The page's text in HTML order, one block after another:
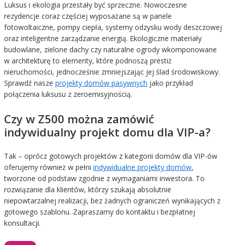
Luksus i ekologia przestały być sprzeczne. Nowoczesne
rezydencje coraz częściej wyposażane są w panele
fotowoltaiczne, pompy ciepła, systemy odzysku wody deszczowej
oraz inteligentne zarządzanie energią. Ekologiczne materiały
budowlane, zielone dachy czy naturalne ogrody wkomponowane
w architekturę to elementy, które podnoszą prestiż
nieruchomości, jednocześnie zmniejszając jej ślad środowiskowy.
Sprawdź nasze projekty domów pasywnych jako przykład
połączenia luksusu z zeroemisyjnością.
Czy w Z500 można zamówić
indywidualny projekt domu dla VIP-a?
Tak – oprócz gotowych projektów z kategorii domów dla VIP-ów
oferujemy również w pełni indywidualne projekty domów,
tworzone od podstaw zgodnie z wymaganiami inwestora. To
rozwiązanie dla klientów, którzy szukają absolutnie
niepowtarzalnej realizacji, bez żadnych ograniczeń wynikających z
gotowego szablonu. Zapraszamy do kontaktu i bezpłatnej
konsultacji.